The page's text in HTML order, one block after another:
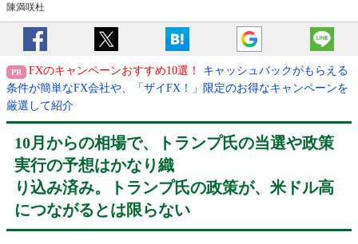
陳満咲杜
FXのキャンペーンおすすめ10選！
キャッシュバックがもらえる
条件が簡単なFX会社や、「ザイFX！」限定のお得なキャンペーンを
厳選して紹介
10月からの相場で、トランプ氏の当選や政策
実行の予想はかなり織
り込み済み。トランプ氏の政策が、米ドル高
につながるとは限らない